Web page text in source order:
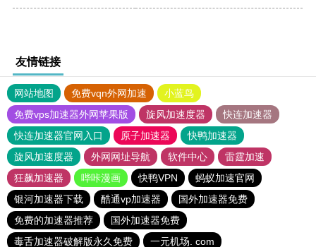
友情链接
网站地图 免费vqn外网加速
小蓝鸟
免费vps加速器外网苹果版
旋风加速度器
快连加速器
快连加速器官网入口
原子加速器
快鸭加速器
旋风加速度器
外网网址导航 软件中心
雷霆加速
狂飙加速器
哔咔漫画 快鸭VPN
蚂蚁加速官网
银河加速器下载
酷通vp加速器
国外加速器免费
免费的加速器推荐
国外加速器免费
毒舌加速器破解版永久免费
一元机场. com